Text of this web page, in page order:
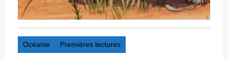
Océanie Premières lectures